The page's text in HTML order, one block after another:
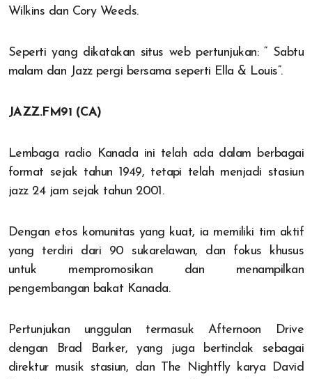
Wilkins dan Cory Weeds.
Seperti yang dikatakan situs web pertunjukan: “ Sabtu
malam dan Jazz pergi bersama seperti Ella & Louis”.
JAZZ.FM91 (CA)
Lembaga radio Kanada ini telah ada dalam berbagai
format sejak tahun 1949, tetapi telah menjadi stasiun
jazz 24 jam sejak tahun 2001.
Dengan etos komunitas yang kuat, ia memiliki tim aktif
yang terdiri dari 90 sukarelawan, dan fokus khusus
untuk mempromosikan dan menampilkan
pengembangan bakat Kanada.
Pertunjukan unggulan termasuk Afternoon Drive
dengan Brad Barker, yang juga bertindak sebagai
direktur musik stasiun, dan The Nightfly karya David